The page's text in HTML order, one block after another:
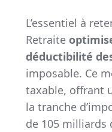
L’essentiel à
Retraite
déductibilité
imposable. Ce
taxable, offrant
la tranche
de 105 milliards